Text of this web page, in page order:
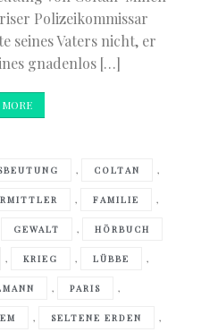
Polizeikommissar
seines Vaters nicht, er
gnadenlos […]
, COLTAN ,
, FAMILIE ,
GEWALT , HÖRBUCH
, KRIEG , LÜBBE ,
, PARIS ,
, SELTENE ERDEN ,